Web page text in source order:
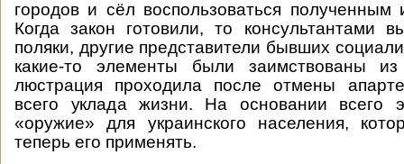
городов и сёл воспользоваться полученным
Когда закон готовили, то консультантами
поляки, другие представители бывших
какие-то элементы были заимствованы
люстрация проходила после отмены
всего уклада жизни. На основании всего
«оружие» для украинского населения,
теперь его применять.